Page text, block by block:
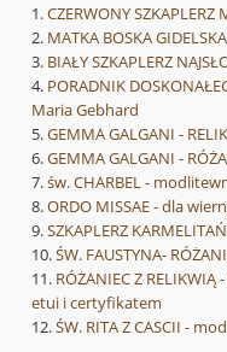
CZERWONY SZKAPLERZ
MATKA BOSKA
BIAŁY SZKAPLERZ
PORADNIK
Maria Gebhard
GEMMA GALGANI -
GEMMA GALGANI -
św. CHARBEL -
ORDO MISSAE - dla
SZKAPLERZ
ŚW. FAUSTYNA-
RÓŻANIEC Z RELIKWIĄ
etui i certyfikatem
ŚW. RITA Z CASCII -